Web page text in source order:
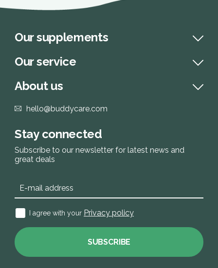
Our supplements
Our service
About us
hello@buddycare.com
Stay connected
Subscribe to our newsletter for latest news and
great deals
I agree with your Privacy policy
SUBSCRIBE